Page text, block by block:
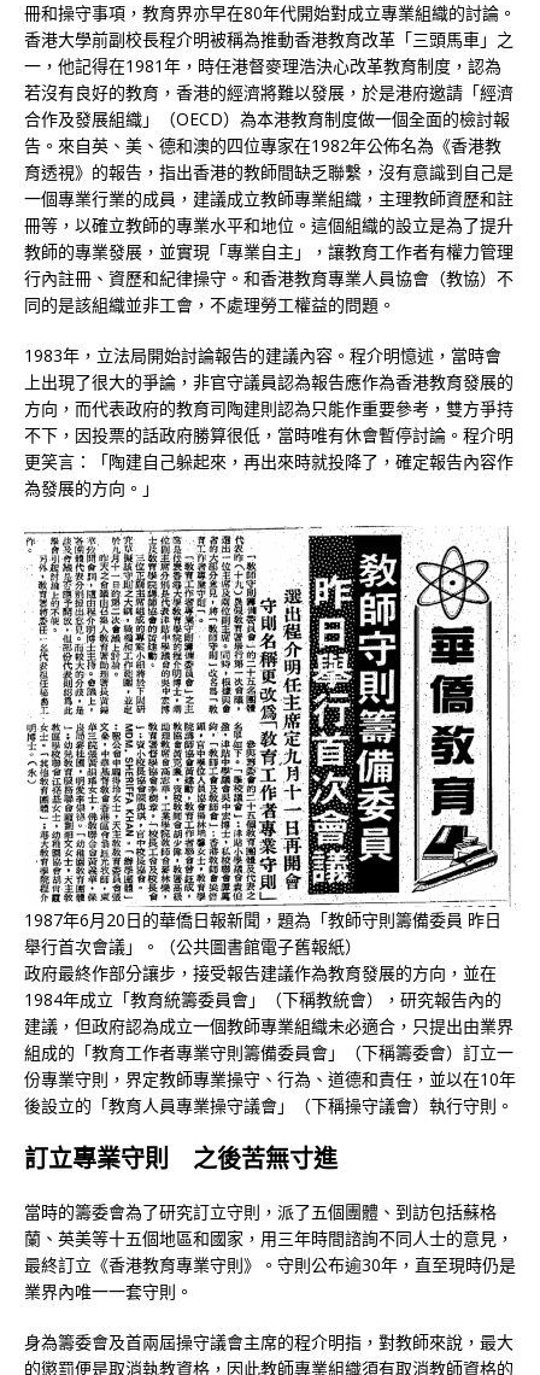
冊和操守事項，教育界亦早在80年代開始對成立專業組織的討論。
香港大學前副校長程介明被稱為推動香港教育改革「三頭馬車」之
一，他記得在1981年，時任港督麥理浩決心改革教育制度，認為
若沒有良好的教育，香港的經濟將難以發展，於是港府邀請「經濟
合作及發展組織」（OECD）為本港教育制度做一個全面的檢討報
告。來自英、美、德和澳的四位專家在1982年公佈名為《香港教
育透視》的報告，指出香港的教師間缺乏聯繫，沒有意識到自己是
一個專業行業的成員，建議成立教師專業組織，主理教師資歷和註
冊等，以確立教師的專業水平和地位。這個組織的設立是為了提升
教師的專業發展，並實現「專業自主」，讓教育工作者有權力管理
行內註冊、資歷和紀律操守。和香港教育專業人員協會（教協）不
同的是該組織並非工會，不處理勞工權益的問題。
1983年，立法局開始討論報告的建議內容。程介明憶述，當時會
上出現了很大的爭論，非官守議員認為報告應作為香港教育發展的
方向，而代表政府的教育司陶建則認為只能作重要參考，雙方爭持
不下，因投票的話政府勝算很低，當時唯有休會暫停討論。程介明
更笑言：「陶建自己躲起來，再出來時就投降了，確定報告內容作
為發展的方向。」
1987年6月20日的華僑日報新聞，題為「教師守則籌備委員 昨日
舉行首次會議」。（公共圖書館電子舊報紙）
政府最終作部分讓步，接受報告建議作為教育發展的方向，並在
1984年成立「教育統籌委員會」（下稱教統會），研究報告內的
建議，但政府認為成立一個教師專業組織未必適合，只提出由業界
組成的「教育工作者專業守則籌備委員會」（下稱籌委會）訂立一
份專業守則，界定教師專業操守、行為、道德和責任，並以在10年
後設立的「教育人員專業操守議會」（下稱操守議會）執行守則。
訂立專業守則 之後苦無寸進
當時的籌委會為了研究訂立守則，派了五個團體、到訪包括蘇格
蘭、英美等十五個地區和國家，用三年時間諮詢不同人士的意見，
最終訂立《香港教育專業守則》。守則公布逾30年，直至現時仍是
業界內唯一一套守則。
身為籌委會及首兩屆操守議會主席的程介明指，對教師來說，最大
的懲罰便是取消執教資格，因此教師專業組織須有取消教師資格的